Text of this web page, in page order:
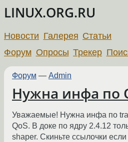
LINUX.ORG.RU
Новости Галерея Статьи
Форум Опросы Трекер
Форум — Admin
Нужна инфа по
Уважаемые! Нужна инфа по
QoS. В доке по ядру 2.4.12
shaper. Скиньте ссылочки если